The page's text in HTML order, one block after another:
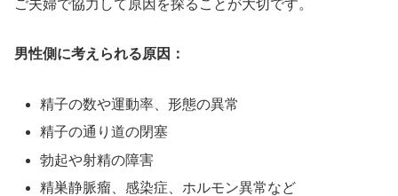
ご夫婦で協力して原因を探ることが大切です。
男性側に考えられる原因：
精子の数や運動率、形態の異常
精子の通り道の閉塞
勃起や射精の障害
精巣静脈瘤、感染症、ホルモン異常など